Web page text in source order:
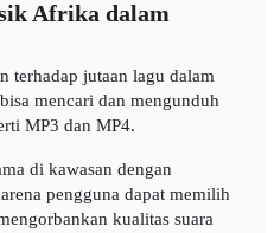
Afrika dalam
terhadap jutaan lagu dalam
mencari dan mengunduh
MP3 dan MP4.
di kawasan dengan
pengguna dapat memilih
kualitas suara